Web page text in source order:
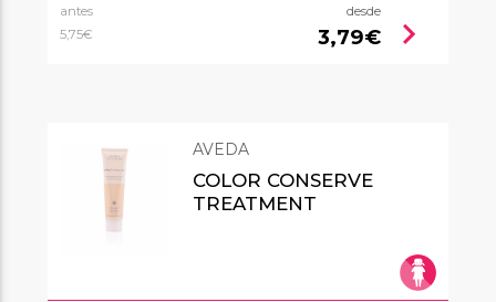
antes
5,75€
desde
3,79€ chevron_right
AVEDA
COLOR CONSERVE
TREATMENT